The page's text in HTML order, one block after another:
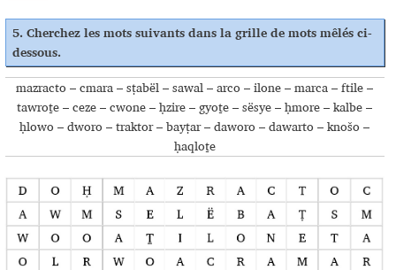
5. Cherchez les mots suivants dans la grille de mots mêlés ci-
dessous.
mazracto – cmara – sṭabël – sawal – arco – ilone – marca – ftile –
tawroṯe – ceze – cwone – ḥzire – gyoṯe – sësye – ḥmore – kalbe –
ḥlowo – dworo – traktor – bayṭar – daworo – dawarto – knošo –
ḥaqloṯe